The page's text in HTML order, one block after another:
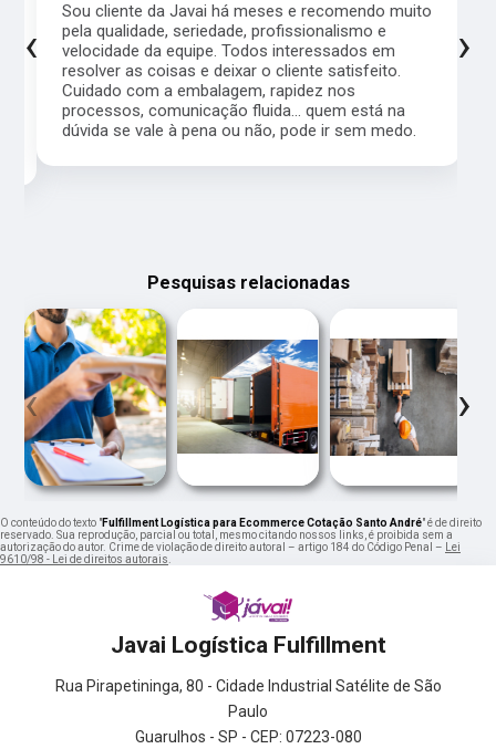
Sou cliente da Javai há meses e recomendo muito
pela qualidade, seriedade, profissionalismo e
velocidade da equipe. Todos interessados em
resolver as coisas e deixar o cliente satisfeito.
Cuidado com a embalagem, rapidez nos
processos, comunicação fluida... quem está na
dúvida se vale à pena ou não, pode ir sem medo.
‹ ›
Pesquisas relacionadas
‹ ›
O conteúdo do texto "Fulfillment Logística para Ecommerce Cotação Santo André" é de direito
reservado. Sua reprodução, parcial ou total, mesmo citando nossos links, é proibida sem a
autorização do autor. Crime de violação de direito autoral – artigo 184 do Código Penal – Lei
9610/98 - Lei de direitos autorais.
Javai Logística Fulfillment
Rua Pirapetininga, 80 - Cidade Industrial Satélite de São
Paulo
Guarulhos - SP - CEP: 07223-080